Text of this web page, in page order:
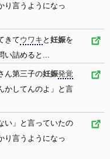
り言うようになっ
きてウワキ と 妊娠を
い詰めると...
ん第三子の妊娠発覚
かしてんのよ」と言
い」と言っていたの
り言うようになっ